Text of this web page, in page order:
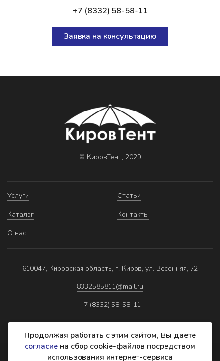
+7 (8332) 58-58-11
Заявка на консультацию
© КировТент, 2020
Услуги
Каталог
О нас
Статьи
Контакты
610047, Кировская область, г. Киров, ул. Весенняя, 72
8332585811@mail.ru
+7 (8332) 58-58-11
Политика обработки персональных данных
Продолжая работать с этим сайтом, Вы даёте
согласие на сбор cookie-файлов посредством
использования интернет-сервиса